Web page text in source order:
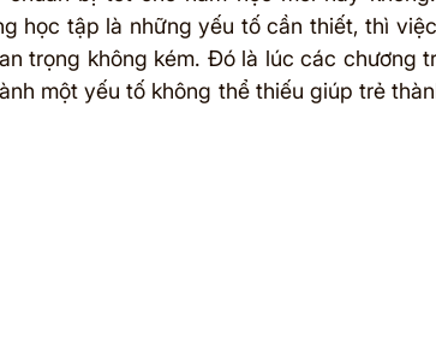
học tập là những yếu tố cần thiết, thì
trọng không kém. Đó là lúc các chương
một yếu tố không thể thiếu giúp trẻ